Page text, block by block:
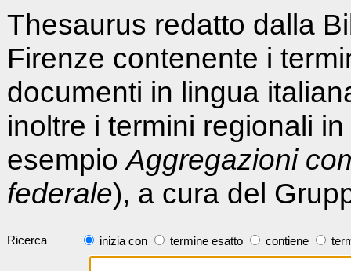
Thesaurus redatto dalla
Firenze contenente i
documenti in lingua
inoltre i termini regionali
esempioAggregazioni
federale), a cura del
Ricerca inizia con termine esatto contiene